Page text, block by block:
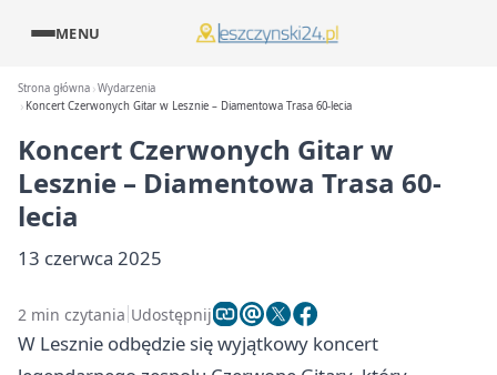
MENU
Strona główna Wydarzenia
Koncert Czerwonych Gitar w Lesznie – Diamentowa Trasa 60-lecia
Koncert Czerwonych Gitar w
Lesznie – Diamentowa Trasa 60-
lecia
13 czerwca 2025
2 min czytania Udostępnij
W Lesznie odbędzie się wyjątkowy koncert